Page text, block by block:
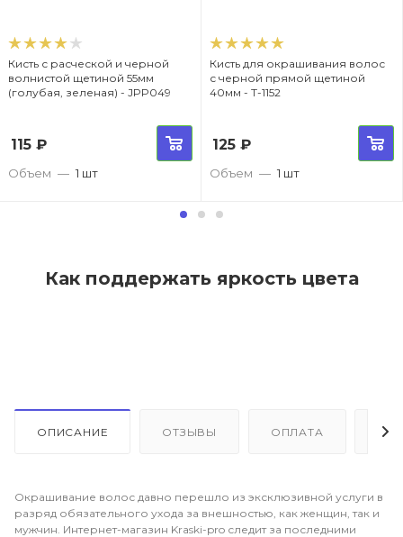
Кисть с расческой и черной
волнистой щетиной 55мм
(голубая, зеленая) - JPP049
115 ₽
Объем — 1 шт
Кисть для окрашивания волос
с черной прямой щетиной
40мм - T-1152
125₽
Объем — 1 шт
Как поддержать яркость цвета
ОПИСАНИЕ ОТЗЫВЫ ОПЛАТА
Окрашивание волос давно перешло из эксклюзивной услуги в
разряд обязательного ухода за внешностью, как женщин, так и
мужчин. Интернет-магазин Kraski-pro следит за последними